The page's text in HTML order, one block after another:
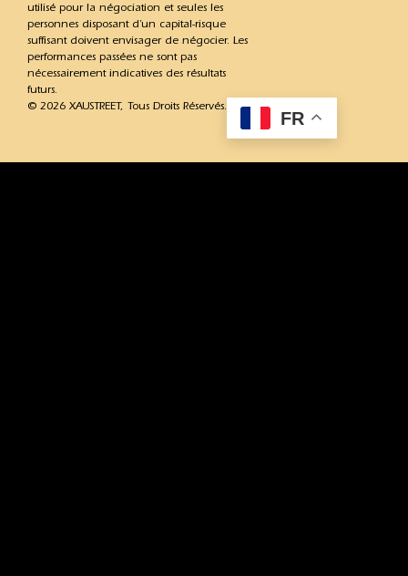
utilisé pour la négociation et seules les
personnes disposant d’un capital-risque
suffisant doivent envisager de négocier. Les
performances passées ne sont pas
nécessairement indicatives des résultats
futurs.
© 2026 XAUSTREET, Tous Droits Réservés.
FR